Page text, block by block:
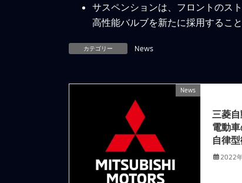
サスペンションは、フロントのス
高性能バルブを新たに採用するこ
カテゴリー News
News
三菱
電動
自律
2022